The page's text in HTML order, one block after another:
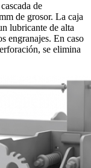
de
de grosor. La caja
lubricante de alta
engranajes. En caso
se elimina